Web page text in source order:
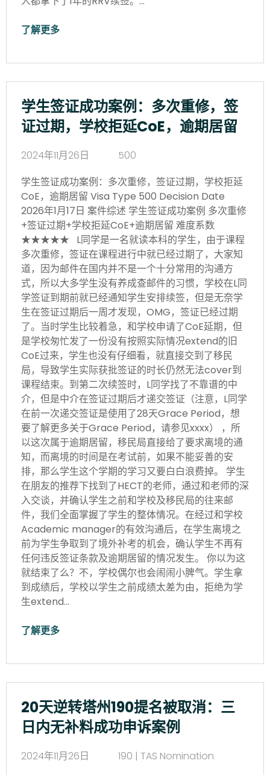
了解更多
学生签证成功案例：多次重修，签
证过期，学校拒延CoE，逾期居留
2024年11月26日
500
学生签证成功案例：多次重修，签证过期，学校拒延
CoE，逾期居留 Visa Type 500 Decision Date
2026年1月17日 案件综述 学生签证成功案例 多次重修
+签证过期+学校拒延CoE+逾期居留 难度系数
★★★★★ L同学是一名就读本科的学生，由于课程
多次重修，签证在课程进行中就已经过期了，大家知
道，因为邮件在国内并不是一个十分常用的沟通方
式，所以大多学生没有养成查邮件的习惯，学校在L同
学签证到期前就已经通知学生安排续签，但是无奈学
生在签证过期后一周才发现，OMG，签证已经过期
了。当时学生比较着急，和学校申请了CoE延期，但
是学校匆忙发了一份没有按照实际情况extend的旧
CoE过来，学生也没有仔细看，就直接交到了移民
局，导致学生实际获批签证的时长仍然无法cover到
课程结束。到第二次续签时，L同学找了不靠谱的中
介，但是中介在签证过期后才递交签证（注意，L同学
在前一次递交签证是使用了28天Grace Period，想
要了解更多关于Grace Period，请参见xxxx） ，所
以这次属于逾期居留，移民局直接给了要求离境的通
知，而离境的时间是在考试前，如果不能妥善的安
排，那么学生这个学期的学习又要白白浪费掉。 学生
在朋友的推荐下找到了HECT的老师，通过和老师的深
入交谈，并确认学生之前和学校及移民局的往来邮
件，我们全面掌握了学生的整体情况。在经过和学校
Academic manager的有效沟通后，在学生离境之
前为学生争取到了境外补考的机会，确认学生不再有
任何违反签证条款及逾期居留的情况发生。 你以为这
就结束了么？不，学校偶尔也会闹闹小脾气。学生拿
到成绩后，学校以学生之前成绩太差为由，拒绝为学
生extend…
了解更多
20天逆转塔州190提名被取消：三
日内无补料成功申诉案例
2024年11月26日
190 | TAS Nomination